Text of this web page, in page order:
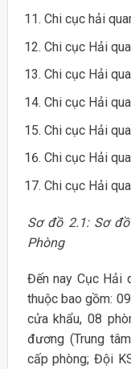
Chi cục hải
Chi cục Hải
Chi cục Hải
Chi cục Hải
Chi cục Hải
Chi cục Hải
Chi cục Hải
Sơ đồ 2.1: Sơ
Phòng
Đến nay Cục Hải
thuộc bao gồm:
cửa khẩu, 08
đương (Trung
cấp phòng; Đội